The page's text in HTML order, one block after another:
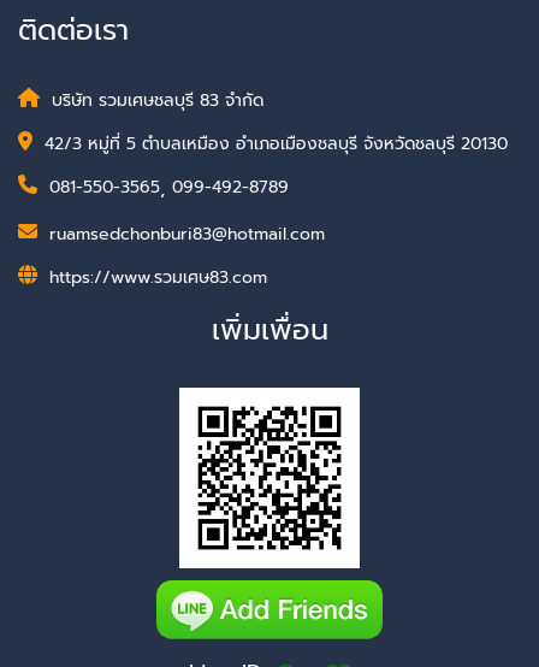
ติดต่อเรา
บริษัท รวมเศษชลบุรี 83 จำกัด
42/3 หมู่ที่ 5 ตำบลเหมือง อำเภอเมืองชลบุรี จังหวัดชลบุรี 20130
081-550-3565, 099-492-8789
ruamsedchonburi83@hotmail.com
https://www.รวมเศษ83.com
เพิ่มเพื่อน